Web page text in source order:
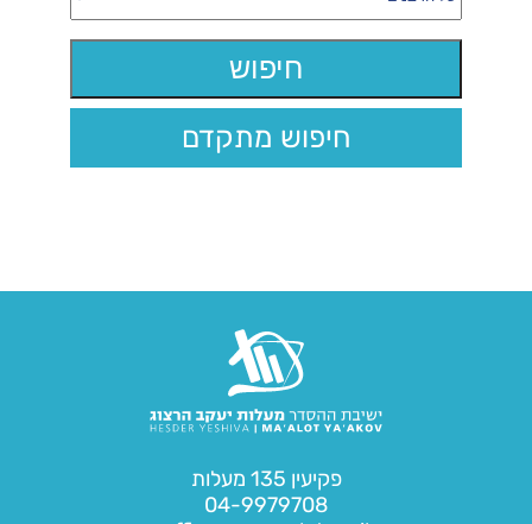
חיפוש מתקדם
פקיעין 135 מעלות
04-9979708